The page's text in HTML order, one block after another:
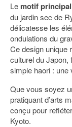
Le motif
du jardin sec de
délicatesse les
ondulations du
Ce design unique
culturel du Japon,
simple haori : une
Que vous soyez
pratiquant d’arts
conçu pour
Kyoto.